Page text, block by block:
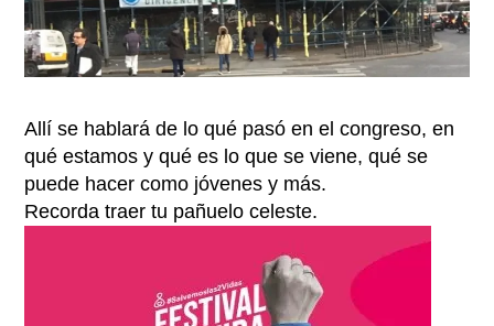
Allí se hablará de lo qué pasó en el congreso, en
qué estamos y qué es lo que se viene, qué se
puede hacer como jóvenes y más.
Recorda traer tu pañuelo celeste.